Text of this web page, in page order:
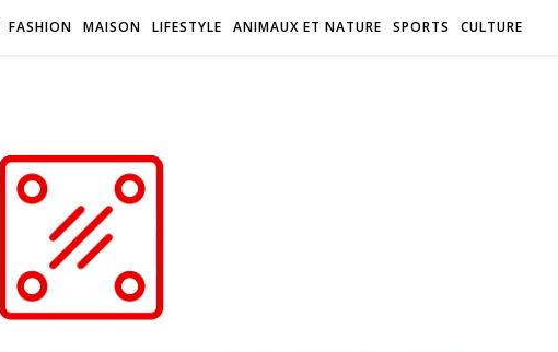
FASHION MAISON LIFESTYLE ANIMAUX ET NATURE SPORTS CULTURE